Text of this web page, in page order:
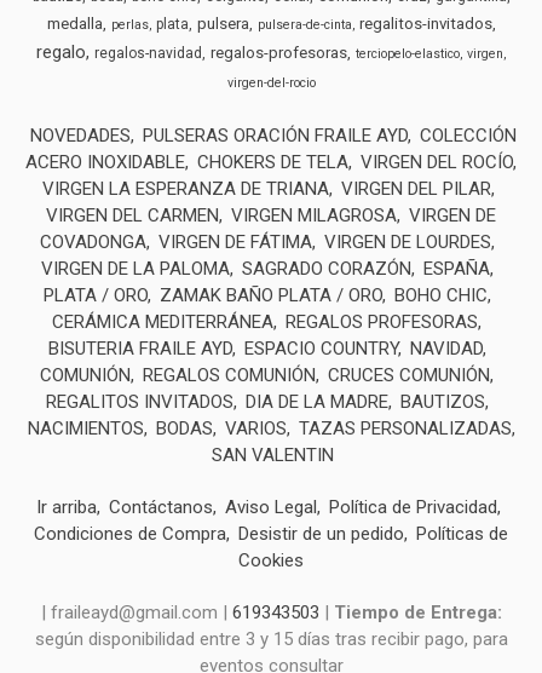
medalla perlas plata pulsera pulsera-de-cinta regalitos-invitados
regalo regalos-navidad regalos-profesoras terciopelo-elastico virgen
virgen-del-rocio
NOVEDADES PULSERAS ORACIÓN FRAILE AYD COLECCIÓN
ACERO INOXIDABLE CHOKERS DE TELA VIRGEN DEL ROCÍO
VIRGEN LA ESPERANZA DE TRIANA VIRGEN DEL PILAR
VIRGEN DEL CARMEN
VIRGEN MILAGROSA VIRGEN DE
COVADONGA VIRGEN DE FÁTIMA VIRGEN DE LOURDES
VIRGEN DE LA PALOMA SAGRADO CORAZÓN
ESPAÑA
PLATA / ORO
ZAMAK BAÑO PLATA / ORO BOHO CHIC
CERÁMICA MEDITERRÁNEA REGALOS PROFESORAS
BISUTERIA FRAILE AYD ESPACIO COUNTRY NAVIDAD
COMUNIÓN
REGALOS COMUNIÓN
CRUCES COMUNIÓN
REGALITOS INVITADOS
DIA DE LA MADRE BAUTIZOS
NACIMIENTOS
BODAS VARIOS
TAZAS PERSONALIZADAS
SAN VALENTIN
Ir arriba Contáctanos Aviso Legal
Política de Privacidad
Condiciones de Compra Desistir de un pedido
Políticas de
Cookies
| fraileayd@gmail.com | 619343503 | Tiempo de Entrega:
según disponibilidad entre 3 y 15 días tras recibir pago, para
eventos consultar